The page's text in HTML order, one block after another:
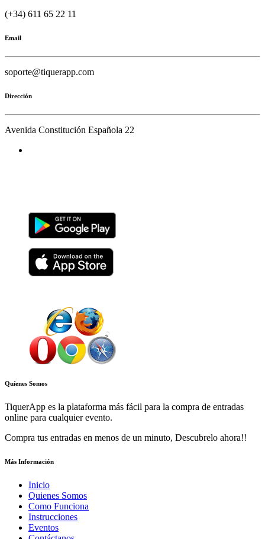
(+34) 611 65 22 11
Email
soporte@tiquerapp.com
Dirección
Avenida Constitución Española 22
Quíenes Somos
TiquerApp es la plataforma más fácil para la compra de entradas
online para cualquier evento.
Compra tus entradas en menos de un minuto, Descubrelo ahora!!
Más Información
Inicio
Quienes Somos
Como Funciona
Instrucciones
Eventos